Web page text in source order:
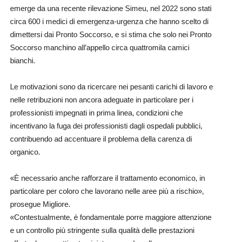
emerge da una recente rilevazione Simeu, nel 2022 sono stati
circa 600 i medici di emergenza-urgenza che hanno scelto di
dimettersi dai Pronto Soccorso, e si stima che solo nei Pronto
Soccorso manchino all’appello circa quattromila camici
bianchi.
Le motivazioni sono da ricercare nei pesanti carichi di lavoro e
nelle retribuzioni non ancora adeguate in particolare per i
professionisti impegnati in prima linea, condizioni che
incentivano la fuga dei professionisti dagli ospedali pubblici,
contribuendo ad accentuare il problema della carenza di
organico.
«È necessario anche rafforzare il trattamento economico, in
particolare per coloro che lavorano nelle aree più a rischio»,
prosegue Migliore.
«Contestualmente, è fondamentale porre maggiore attenzione
e un controllo più stringente sulla qualità delle prestazioni